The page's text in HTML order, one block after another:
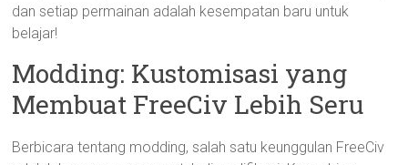
dan setiap permainan adalah kesempatan baru untuk
belajar!
Modding: Kustomisasi yang
Membuat FreeCiv Lebih Seru
Berbicara tentang modding, salah satu keunggulan FreeCiv